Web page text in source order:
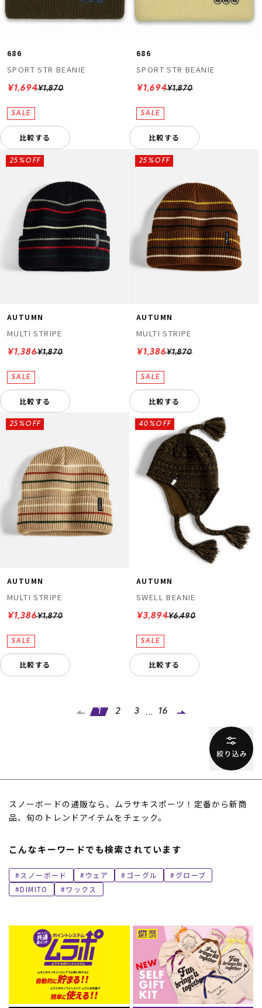
686
SPORT STR BEANIE
¥1,870
¥1,694
比較する
686
SPORT STR BEANIE
¥1,870
¥1,694
比較する
AUTUMN
MULTI STRIPE
¥1,870
25%OFF
¥1,386
比較する
AUTUMN
MULTI STRIPE
¥1,870
25%OFF
¥1,386
比較する
AUTUMN
MULTI STRIPE
¥1,870
25%OFF
¥1,386
比較する
AUTUMN
SWELL BEANIE
¥6,490
40%OFF
¥3,894
比較する
1 2 3 ... 16
スノーボードの通販なら、ムラサキスポーツ！定番から新商
品、旬のトレンドアイテムをチェック。
こんなキーワードでも検索されています
スノーボード ウェア ゴーグル
グローブ
DIMITO
ワックス